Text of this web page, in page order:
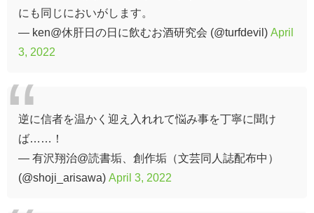
にも同じにおいがします。
— ken@休肝日の日に飲むお酒研究会 (@turfdevil) April
3, 2022
逆に信者を温かく迎え入れれて悩み事を丁寧に聞け
ば……！
— 有沢翔治@読書垢、創作垢（文芸同人誌配布中）
(@shoji_arisawa) April 3, 2022